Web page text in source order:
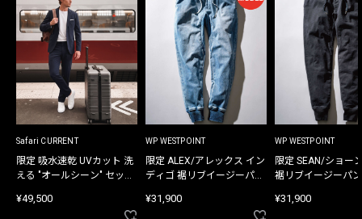
Safari CURRENT
限定 吸水速乾 UVカット 洗
える "オールシーン" セット
¥49,500
WP WESTPOINT
限定 ALEX/アレックス イン
ディゴ 裾リブイージーパン
¥31,900
WP WESTPOINT
限定 SEAN/ショー
裾リブイージーパ
¥31,900